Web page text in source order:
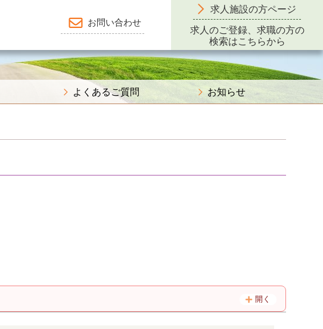
お問い合わせ
求人施設の方ページ
求人のご登録、求職の方の
検索はこちらから
よくあるご質問 お知らせ